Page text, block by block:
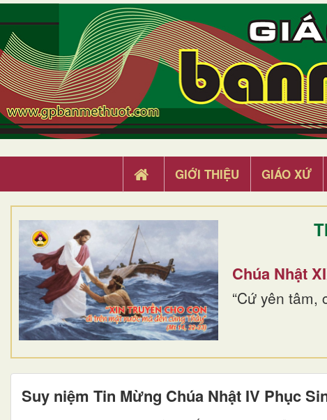
GIỚI THIỆU GIÁO XỨ
Chúa Nhật
“Cứ yên tâm,
Suy niệm Tin Mừng Chúa Nhật IV Phục